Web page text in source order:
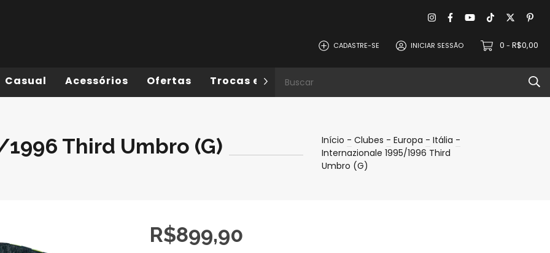
CADASTRE-SE INICIAR SESSÃO 0 - R$0,00
Casual Acessórios Ofertas Trocas e Devoluções
Third Umbro (G) Início - Clubes - Europa - Itália -
Internazionale 1995/1996 Third
Umbro (G)
R$899,90